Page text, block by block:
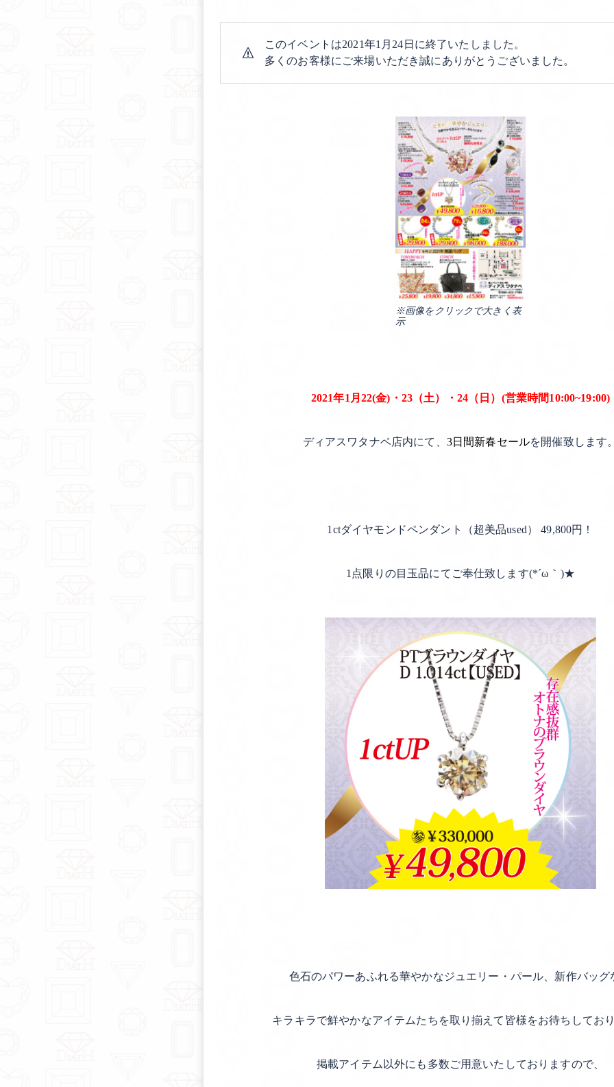
このイベントは2021年1月24日に終了いたしました。
多くのお客様にご来場いただき誠にありがとうございました。
※画像をクリックで大きく表
示
2021年1月22(金)・23（土）・24（日）(営業時間10:00~19:00)
ディアスワタナベ店内にて、 3日間新春セールを開催致します
1ctダイヤモンドペンダント（超美品used） 49,800円！
1点限りの目玉品にてご奉仕致します(*´ω｀)★
色石のパワーあふれる華やかなジュエリー・パール、新作バッグ
キラキラで鮮やかなアイテムたちを取り揃えて皆様をお待ちしてお
掲載アイテム以外にも多数ご用意いたしておりますので、